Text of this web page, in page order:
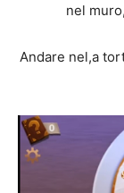
nel
Andare nel,a